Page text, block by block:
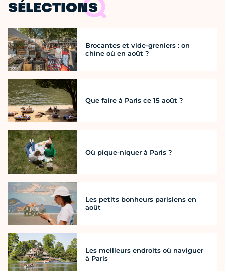
SÉLECTIONS
Brocantes et vide-greniers : on
chine où en août ?
Que faire à Paris ce 15 août ?
Où pique-niquer à Paris ?
Les petits bonheurs parisiens en
août
Les meilleurs endroits où naviguer
à Paris